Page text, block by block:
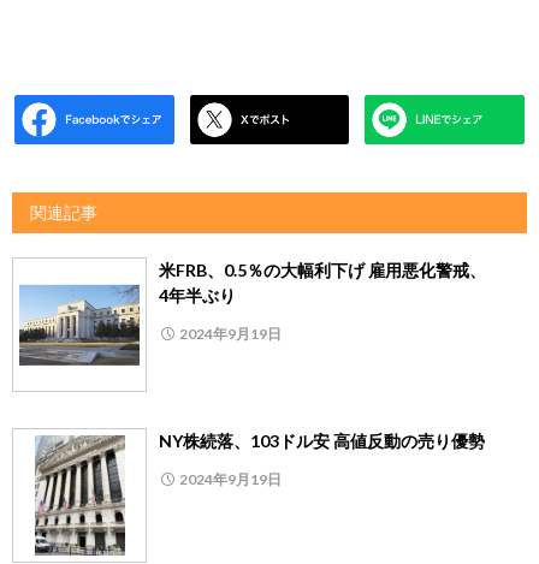
関連記事
米FRB、0.5％の大幅利下げ 雇用悪化警戒、
4年半ぶり
2024年9月19日
NY株続落、103ドル安 高値反動の売り優勢
2024年9月19日